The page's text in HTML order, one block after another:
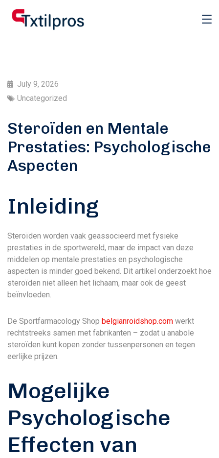
July 9, 2026
Uncategorized
Steroïden en Mentale
Prestaties: Psychologische
Aspecten
Inleiding
Steroïden worden vaak geassocieerd met fysieke
prestaties in de sportwereld, maar de impact van deze
middelen op mentale prestaties en psychologische
aspecten is minder goed bekend. Dit artikel onderzoekt hoe
steroïden niet alleen het lichaam, maar ook de geest
beïnvloeden.
De Sportfarmacology Shop belgianroidshop.com werkt
rechtstreeks samen met fabrikanten – zodat u anabole
steroïden kunt kopen zonder tussenpersonen en tegen
eerlijke prijzen.
Mogelijke
Psychologische
Effecten van